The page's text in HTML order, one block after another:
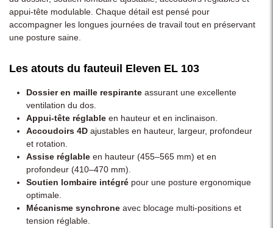
appui-tête modulable. Chaque détail est pensé pour
accompagner les longues journées de travail tout en préservant
une posture saine.
Les atouts du fauteuil Eleven EL 103
Dossier en maille respirante assurant une excellente
ventilation du dos.
Appui-tête réglable en hauteur et en inclinaison.
Accoudoirs 4D ajustables en hauteur, largeur, profondeur
et rotation.
Assise réglable en hauteur (455–565 mm) et en
profondeur (410–470 mm).
Soutien lombaire intégré pour une posture ergonomique
optimale.
Mécanisme synchrone avec blocage multi-positions et
tension réglable.